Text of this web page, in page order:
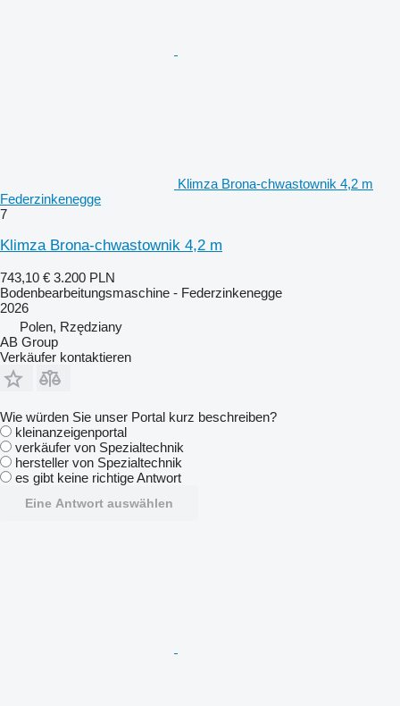
Klimza Brona-chwastownik 4,2 m
Federzinkenegge
7
Klimza Brona-chwastownik 4,2 m
743,10 € 3.200 PLN
Bodenbearbeitungsmaschine - Federzinkenegge
2026
Polen, Rzędziany
AB Group
Verkäufer kontaktieren
Wie würden Sie unser Portal kurz beschreiben?
kleinanzeigenportal
verkäufer von Spezialtechnik
hersteller von Spezialtechnik
es gibt keine richtige Antwort
Eine Antwort auswählen